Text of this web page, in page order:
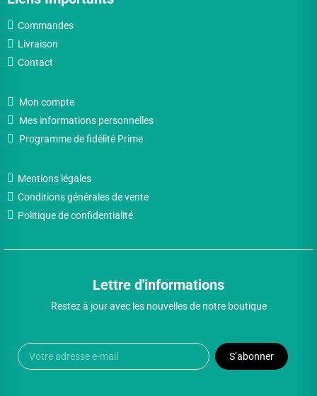
Commandes
Livraison
Contact
Mon compte
Mes informations personnelles
Programme de fidélité Prime
Mentions légales
Conditions générales de vente
Politique de confidentialité
Lettre d'informations
Restez à jour avec les nouvelles de notre boutique
S’abonner